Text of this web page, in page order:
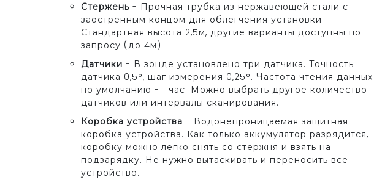
Стержень - Прочная трубка из нержавеющей стали с
заостренным концом для облегчения установки.
Стандартная высота 2,5м, другие варианты доступны по
запросу (до 4м).
Датчики - В зонде установлено три датчика. Точность
датчика 0,5°, шаг измерения 0,25°. Частота чтения данных
по умолчанию - 1 час. Можно выбрать другое количество
датчиков или интервалы сканирования.
Коробка устройства - Водонепроницаемая защитная
коробка устройства. Как только аккумулятор разрядится,
коробку можно легко снять со стержня и взять на
подзарядку. Не нужно вытаскивать и переносить все
устройство.